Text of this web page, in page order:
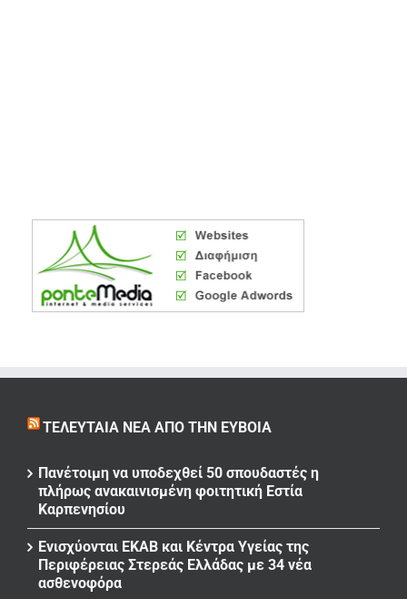
ΤΕΛΕΥΤΑΊΑ ΝΈΑ ΑΠΌ ΤΗΝ ΕΎΒΟΙΑ
Πανέτοιμη να υποδεχθεί 50 σπουδαστές η
πλήρως ανακαινισμένη φοιτητική Εστία
Καρπενησίου
Ενισχύονται ΕΚΑΒ και Κέντρα Υγείας της
Περιφέρειας Στερεάς Ελλάδας με 34 νέα
ασθενοφόρα